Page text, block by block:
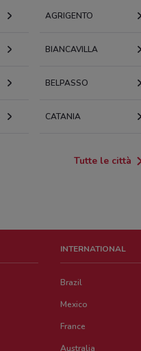
AGRIGENTO
BIANCAVILLA
BELPASSO
CATANIA
Tutte le città
INTERNATIONAL
Brazil
Mexico
France
Australia